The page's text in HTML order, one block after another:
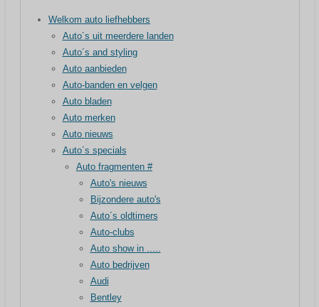
Welkom auto liefhebbers
Auto´s uit meerdere landen
Auto´s and styling
Auto aanbieden
Auto-banden en velgen
Auto bladen
Auto merken
Auto nieuws
Auto´s specials
Auto fragmenten #
Auto's nieuws
Bijzondere auto's
Auto´s oldtimers
Auto-clubs
Auto show in .....
Auto bedrijven
Audi
Bentley